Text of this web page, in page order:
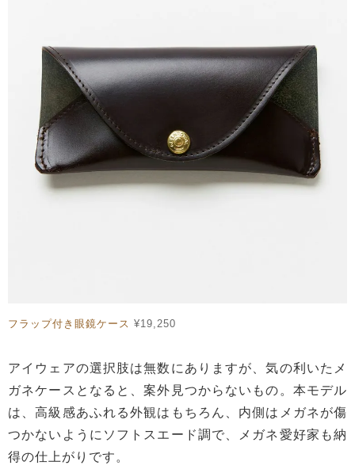
フラップ付き眼鏡ケース ¥19,250
アイウェアの選択肢は無数にありますが、気の利いたメ
ガネケースとなると、案外見つからないもの。本モデル
は、高級感あふれる外観はもちろん、内側はメガネが傷
つかないようにソフトスエード調で、メガネ愛好家も納
得の仕上がりです。